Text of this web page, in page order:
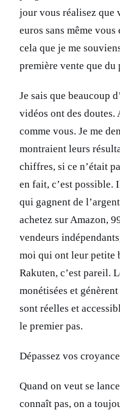
jour vous réalisez que
euros sans même
cela que je me
première vente que du
Je sais que beaucoup
vidéos ont des doutes.
comme vous. Je me
montraient leurs
chiffres, si ce n’était
en fait, c’est possible.
qui gagnent de
achetez sur Amazon,
vendeurs
moi qui ont leur petite
Rakuten, c’est pareil.
monétisées et
sont réelles et
le premier pas.
Dépassez vos
Quand on veut se
connaît pas, on a